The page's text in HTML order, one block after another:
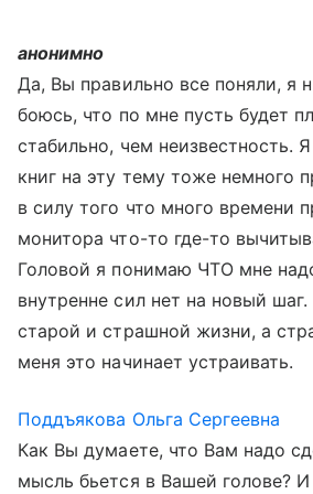
анонимно
Да, Вы правильно все поняли, я
боюсь, что по мне пусть будет
стабильно, чем неизвестность.
книг на эту тему тоже немного
в силу того что много времени
монитора что-то где-то
Головой я понимаю ЧТО мне
внутренне сил нет на новый
старой и страшной жизни, а
меня это начинает устраивать.
Поддъякова Ольга Сергеевна
Как Вы думаете, что Вам надо
мысль бьется в Вашей голове?